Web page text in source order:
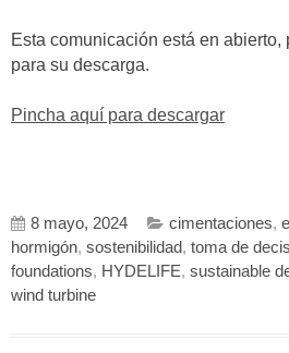
Esta comunicación está en abierto,
para su descarga.
Pincha aquí para descargar
8 mayo, 2024 cimentaciones,
hormigón, sostenibilidad, toma de
foundations, HYDELIFE, sustainable
wind turbine